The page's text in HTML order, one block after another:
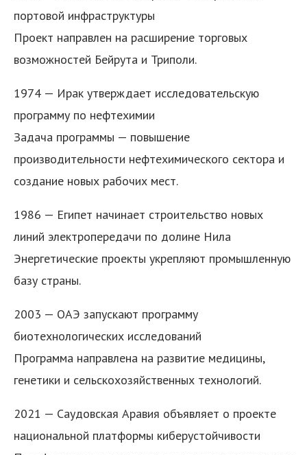
портовой инфраструктуры
Проект направлен на расширение торговых
возможностей Бейрута и Триполи.
1974 — Ирак утверждает исследовательскую
программу по нефтехимии
Задача программы — повышение
производительности нефтехимического сектора и
создание новых рабочих мест.
1986 — Египет начинает строительство новых
линий электропередачи по долине Нила
Энергетические проекты укрепляют промышленную
базу страны.
2003 — ОАЭ запускают программу
биотехнологических исследований
Программа направлена на развитие медицины,
генетики и сельскохозяйственных технологий.
2021 — Саудовская Аравия объявляет о проекте
национальной платформы киберустойчивости